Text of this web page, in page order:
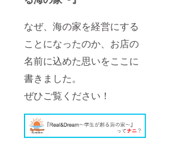
なぜ、海の家を経営にする
ことになったのか、お店の
名前に込めた思いをここに
書きました。
ぜひご覧ください！